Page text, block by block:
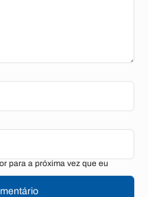
para a próxima vez que eu